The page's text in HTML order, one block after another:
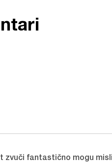
zvuči fantastično mogu